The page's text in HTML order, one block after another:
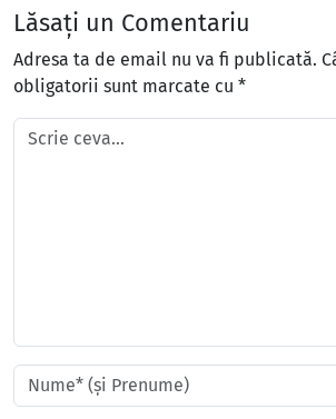
Lăsați un Comentariu
Adresa ta de email nu va fi publicată.
obligatorii sunt marcate cu *